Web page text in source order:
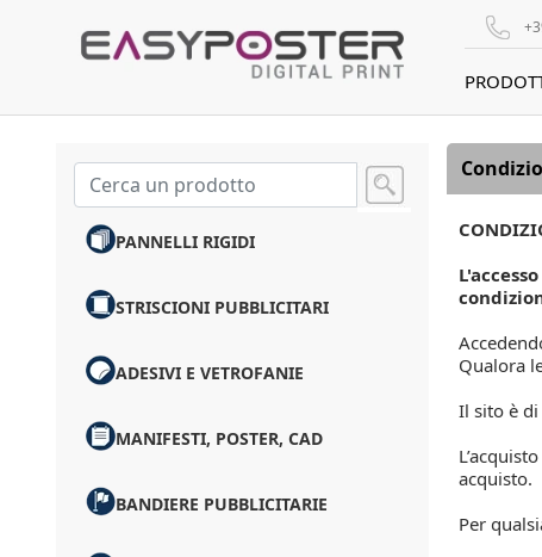
PANNELLI RIGIDI
STRISCIONI PUBBLICITARI
ADESIVI E VETROFANIE
MANIFESTI, POSTER, CAD
BANDIERE PUBBLICITARIE
Qualora
Il sito è di
acquisto.
Per